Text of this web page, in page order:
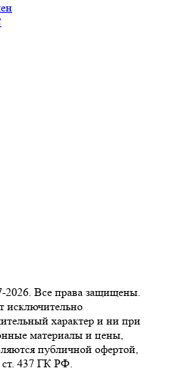
Все права защищены.
исключительно
характер и ни при
материалы и цены,
публичной офертой,
437 ГК РФ.